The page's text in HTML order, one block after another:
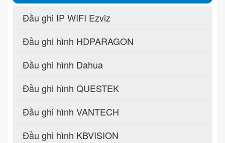
Đầu ghi IP WIFI Ezviz
Đầu ghi hình HDPARAGON
Đầu ghi hình Dahua
Đầu ghi hình QUESTEK
Đầu ghi hình VANTECH
Đầu ghi hình KBVISION